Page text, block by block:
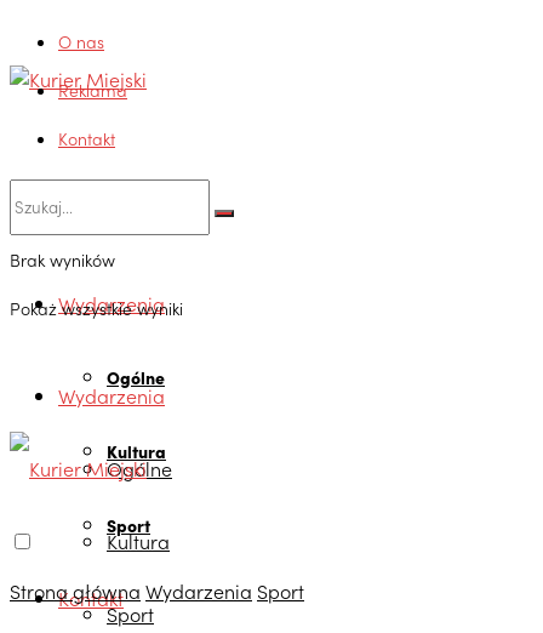
O nas
Reklama
Kontakt
Brak wyników
Pokaż wszystkie wyniki
Wydarzenia
Ogólne
Kultura
Sport
Kontakt
Wydarzenia
Ogólne
Kultura
Sport
Strona główna Wydarzenia Sport